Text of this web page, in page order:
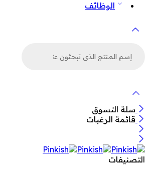
الوظائف
سلة التسوق
قائمة الرغبات
التصنيفات